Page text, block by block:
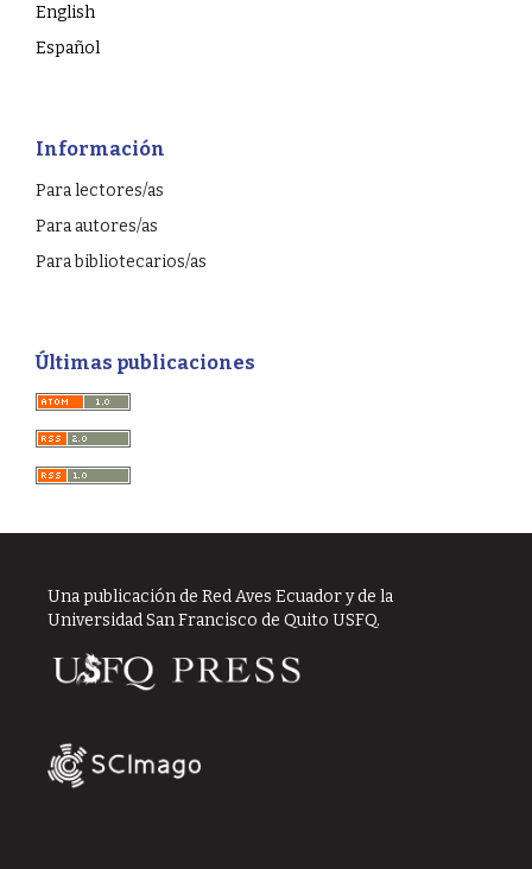
English
Español
Información
Para lectores/as
Para autores/as
Para bibliotecarios/as
Últimas publicaciones
Una publicación de Red Aves Ecuador y de la
Universidad San Francisco de Quito USFQ.